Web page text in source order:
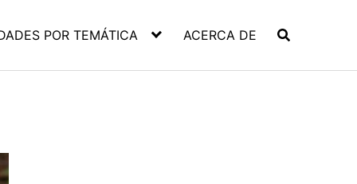
POR TEMÁTICA ACERCA DE